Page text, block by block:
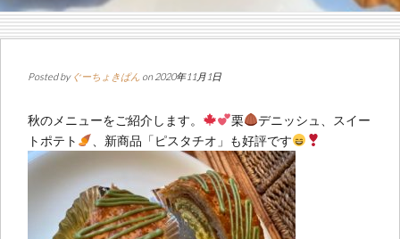
Posted by ぐーちょきぱん on 2020年11月1日
秋のメニューをご紹介します。 栗
デニッシュ、スイー
トポテト
、新商品「ピスタチオ」も好評です